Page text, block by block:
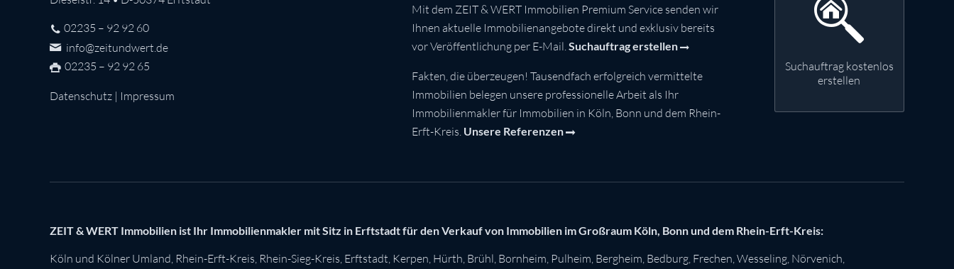
02235 – 92 92 60
info@zeitundwert.de
02235 – 92 92 65
Datenschutz | Impressum
Mit dem ZEIT & WERT Immobilien Premium Service senden wir
Ihnen aktuelle Immobilienangebote direkt und exklusiv bereits
vor Veröffentlichung per E-Mail.Suchauftrag erstellen
Fakten, die überzeugen! Tausendfach erfolgreich vermittelte
Immobilien belegen unsere professionelle Arbeit als Ihr
Immobilienmakler für Immobilien in Köln, Bonn und dem Rhein-
Erft-Kreis. Unsere Referenzen
Suchauftrag kostenlos
erstellen
ZEIT & WERT Immobilien ist Ihr Immobilienmakler mit Sitz in Erftstadt für den Verkauf von Immobilien im Großraum Köln, Bonn und dem Rhein-Erft-Kreis:
Köln und Kölner Umland, Rhein-Erft-Kreis, Rhein-Sieg-Kreis, Erftstadt, Kerpen, Hürth, Brühl, Bornheim, Pulheim, Bergheim, Bedburg, Frechen,Wesseling, Nörvenich,